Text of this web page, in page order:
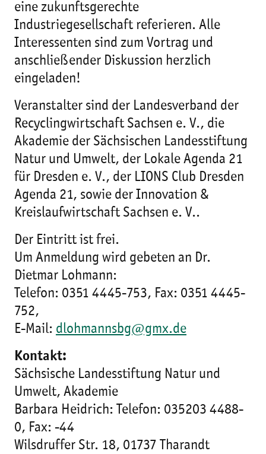
eine zukunftsgerechte
Industriegesellschaft referieren. Alle
Interessenten sind zum Vortrag und
anschließender Diskussion herzlich
eingeladen!
Veranstalter sind der Landesverband der
Recyclingwirtschaft Sachsen e. V., die
Akademie der Sächsischen Landesstiftung
Natur und Umwelt, der Lokale Agenda 21
für Dresden e. V., der LIONS Club Dresden
Agenda 21, sowie der Innovation &
Kreislaufwirtschaft Sachsen e. V..
Der Eintritt ist frei.
Um Anmeldung wird gebeten an Dr.
Dietmar Lohmann:
Telefon: 0351 4445-753, Fax: 0351 4445-
752,
E-Mail: dlohmannsbg@gmx.de
Kontakt:
Sächsische Landesstiftung Natur und
Umwelt, Akademie
Barbara Heidrich: Telefon: 035203 4488-
0, Fax: -44
Wilsdruffer Str. 18, 01737 Tharandt